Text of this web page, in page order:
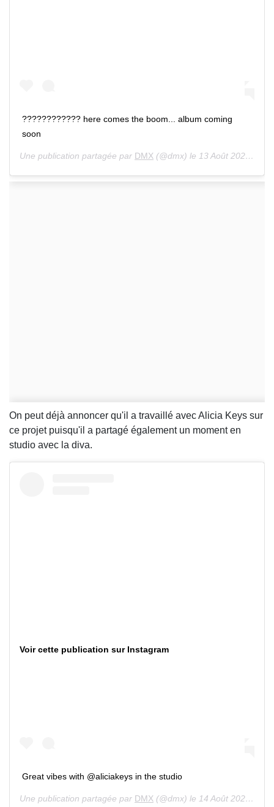
???????????? here comes the boom... album coming
soon
Une publication partagée par DMX (@dmx) le 13 Août 2020 à 7 :00 PDT
On peut déjà annoncer qu'il a travaillé avec Alicia Keys sur
ce projet puisqu'il a partagé également un moment en
studio avec la diva.
Voir cette publication sur Instagram
Great vibes with @aliciakeys in the studio
Une publication partagée par DMX (@dmx) le 14 Août 2020 à 12 :44 PDT